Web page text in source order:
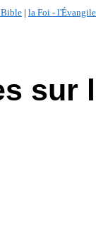
| la Foi - l'Évangile
sur